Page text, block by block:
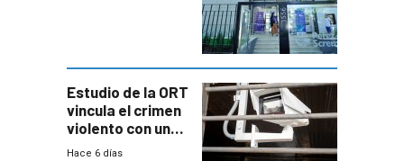
Estudio de la ORT
vincula el crimen
violento con una
menor creación
Hace 6 días